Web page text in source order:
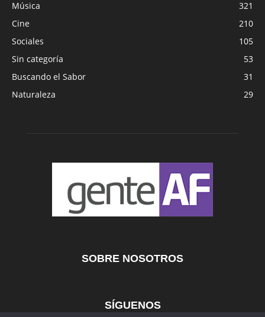
Música
321
Cine
210
Sociales
105
Sin categoría
53
Buscando el Sabor
31
Naturaleza
29
SOBRE NOSOTROS
SÍGUENOS